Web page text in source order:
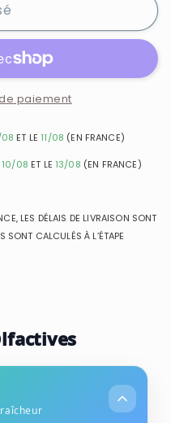
paiement
ET LE 11/08 (EN FRANCE)
10/08 ET LE 13/08 (EN FRANCE)
LES DÉLAIS DE LIVRAISON SONT
SONT CALCULÉS À L’ÉTAPE